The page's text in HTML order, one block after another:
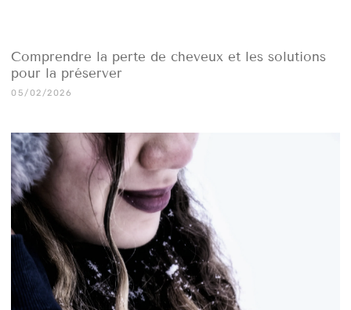
Comprendre la perte de cheveux et les solutions
pour la préserver
05/02/2026